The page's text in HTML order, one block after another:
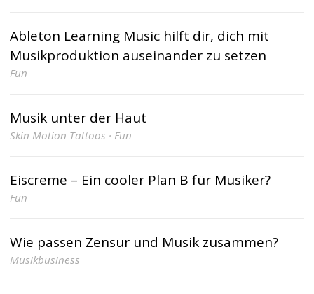
Ableton Learning Music hilft dir, dich mit
Musikproduktion auseinander zu setzen
Fun
Musik unter der Haut
Skin Motion Tattoos · Fun
Eiscreme – Ein cooler Plan B für Musiker?
Fun
Wie passen Zensur und Musik zusammen?
Musikbusiness